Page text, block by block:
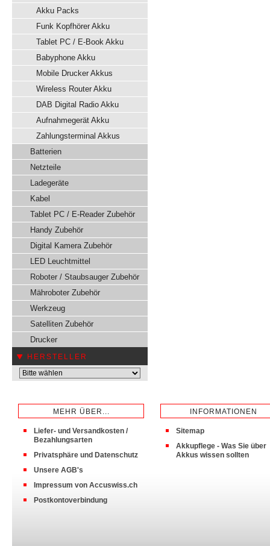
Akku Packs
Funk Kopfhörer Akku
Tablet PC / E-Book Akku
Babyphone Akku
Mobile Drucker Akkus
Wireless Router Akku
DAB Digital Radio Akku
Aufnahmegerät Akku
Zahlungsterminal Akkus
Batterien
Netzteile
Ladegeräte
Kabel
Tablet PC / E-Reader Zubehör
Handy Zubehör
Digital Kamera Zubehör
LED Leuchtmittel
Roboter / Staubsauger Zubehör
Mähroboter Zubehör
Werkzeug
Satelliten Zubehör
Drucker
HERSTELLER
MEHR ÜBER...
Liefer- und Versandkosten /
Bezahlungsarten
Privatsphäre und Datenschutz
Unsere AGB's
Impressum von Accuswiss.ch
Postkontoverbindung
INFORMATIONEN
Sitemap
Akkupflege - Was Sie über
Akkus wissen sollten